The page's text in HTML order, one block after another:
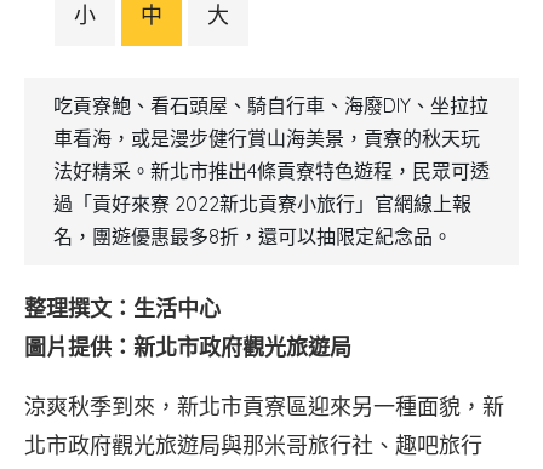
小 中 大
吃貢寮鮑、看石頭屋、騎自行車、海廢DIY、坐拉拉
車看海，或是漫步健行賞山海美景，貢寮的秋天玩
法好精采。新北市推出4條貢寮特色遊程，民眾可透
過「貢好來寮 2022新北貢寮小旅行」官網線上報
名，團遊優惠最多8折，還可以抽限定紀念品。
整理撰文：生活中心
圖片提供：新北市政府觀光旅遊局
涼爽秋季到來，新北市貢寮區迎來另一種面貌，新
北市政府觀光旅遊局與那米哥旅行社、趣吧旅行